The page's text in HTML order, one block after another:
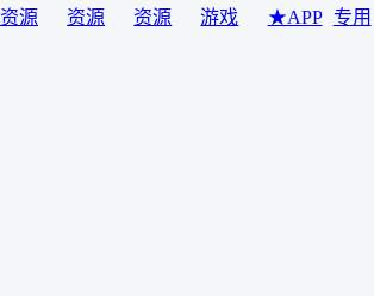
资源
资源
资源
游戏
★APP 专用